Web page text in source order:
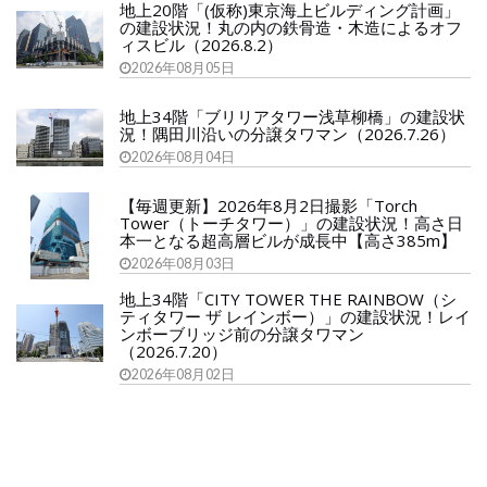
地上20階「(仮称)東京海上ビルディング計画」
の建設状況！丸の内の鉄骨造・木造によるオフ
ィスビル（2026.8.2）
2026年08月05日
地上34階「ブリリアタワー浅草柳橋」の建設状
況！隅田川沿いの分譲タワマン（2026.7.26）
2026年08月04日
【毎週更新】2026年8月2日撮影「Torch
Tower（トーチタワー）」の建設状況！高さ日
本一となる超高層ビルが成長中【高さ385m】
2026年08月03日
地上34階「CITY TOWER THE RAINBOW（シ
ティタワー ザ レインボー）」の建設状況！レイ
ンボーブリッジ前の分譲タワマン
（2026.7.20）
2026年08月02日